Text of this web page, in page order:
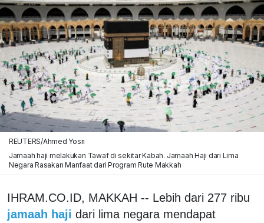
REUTERS/Ahmed Yosri
Jamaah haji melakukan Tawaf di sekitar Kabah. Jamaah Haji dari Lima
Negara Rasakan Manfaat dari Program Rute Makkah
IHRAM.CO.ID, MAKKAH -- Lebih dari 277 ribu
jamaah haji dari lima negara mendapat